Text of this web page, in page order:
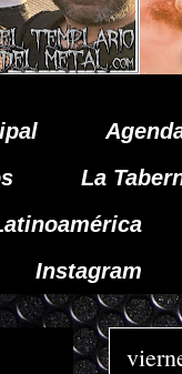
La
Instagram